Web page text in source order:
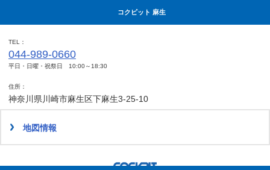
コクピット 麻生
TEL
044-989-0660
平日・日曜・祝祭日 10:00～18:30
住所
神奈川県川崎市麻生区下麻生3-25-10
地図情報